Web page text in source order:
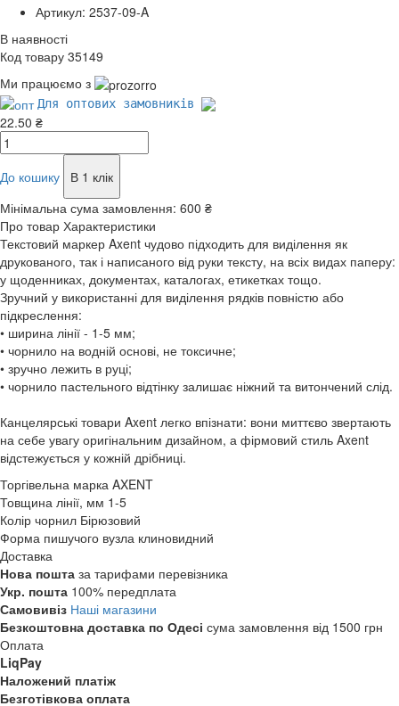
Артикул: 2537-09-A
В наявності
Код товару 35149
Ми працюємо з
Для оптових замовників
22.50 ₴
До кошику
В 1 клік
Мінімальна сума замовлення: 600 ₴
Про товар Характеристики
Текстовий маркер Axent чудово підходить для виділення як
друкованого, так і написаного від руки тексту, на всіх видах паперу:
у щоденниках, документах, каталогах, етикетках тощо.
Зручний у використанні для виділення рядків повністю або
підкреслення:
• ширина лінії - 1-5 мм;
• чорнило на водній основі, не токсичне;
• зручно лежить в руці;
• чорнило пастельного відтінку залишає ніжний та витончений слід.
Канцелярські товари Axent легко впізнати: вони миттєво звертають
на себе увагу оригінальним дизайном, а фірмовий стиль Axent
відстежується у кожній дрібниці.
Торгівельна марка AXENT
Товщина лінії, мм 1-5
Колір чорнил Бірюзовий
Форма пишучого вузла клиновидний
Доставка
Нова пошта за тарифами перевізника
Укр. пошта 100% передплата
Самовивіз Наші магазини
Безкоштовна доставка по Одесі сума замовлення від 1500 грн
Оплата
LiqPay
Наложений платіж
Безготівкова оплата